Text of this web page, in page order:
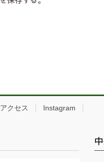
アクセス Instagram